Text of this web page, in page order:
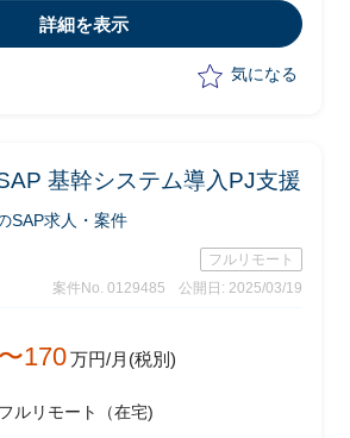
・財務会計(FI)領域における業務要件整
、標準機能とのFit/Gap整理、代替案
ンターフェース要件定義支援
と解決策提示を実施
詳細を表示
気になる
基幹システム導入PJ支援
SAP求人・案件
フルリモート
案件No. 0129485
公開日: 2025/03/19
〜170万円/月(税別)
フルリモート（在宅)